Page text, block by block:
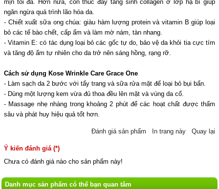
mịn tối đa. Hơn nữa, còn thúc đẩy tăng sinh collagen ở lớp hạ bì giúp
ngăn ngừa quá trình lão hóa da.
- Chiết xuất sữa ong chúa: giàu hàm lượng protein và vitamin B giúp loại
bỏ các tế bào chết, cấp ẩm và làm mờ nám, tàn nhang.
- Vitamin E: có tác dụng loại bỏ các gốc tự do, bảo vệ da khỏi tia cực tím
và tăng độ ẩm tự nhiên cho da trở nên sáng hồng, rạng rỡ.
Cách sử dụng Kose Wrinkle Care Grace One
- Làm sạch da 2 bước với tẩy trang và sữa rửa mặt để loại bỏ bụi bẩn.
- Dùng một lượng kem vừa đủ thoa đều lên mặt và vùng da cổ.
- Massage nhẹ nhàng trong khoảng 2 phút để các hoạt chất được thấm
sâu và phát huy hiệu quả tốt hơn.
Đánh giá sản phẩm In trang này Quay lại
Ý kiến đánh giá (*)
Chưa có đánh giá nào cho sản phẩm này!
Danh mục sản phẩm có thể bạn quan tâm